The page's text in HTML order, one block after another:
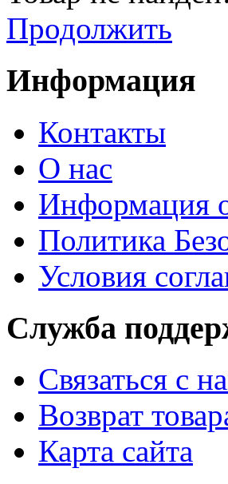
Продолжить
Информация
Контакты
О нас
Информация
Политика
Условия
Служба
Связаться с
Возврат
Карта сайта